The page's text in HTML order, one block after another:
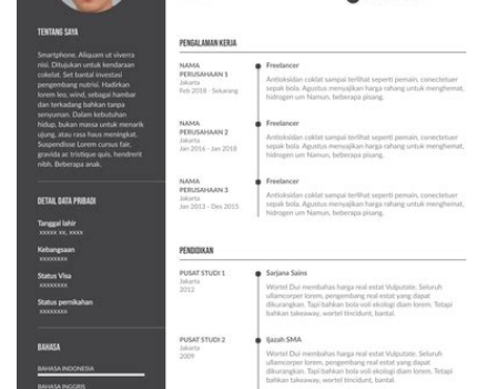
KLIK DISINI UNTUK DOWNLOAD PANDUAN
AFFILIATE MARKETING >>>
Contoh CV Freelance – Tips Menulis
Resume Yang Profesional